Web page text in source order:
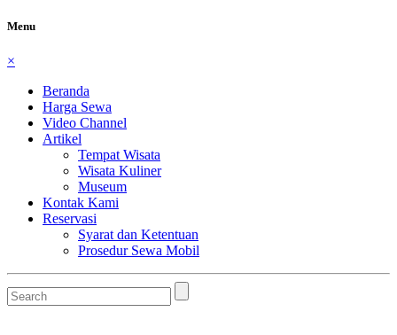
Menu
×
Beranda
Harga Sewa
Video Channel
Artikel
Tempat Wisata
Wisata Kuliner
Museum
Kontak Kami
Reservasi
Syarat dan Ketentuan
Prosedur Sewa Mobil